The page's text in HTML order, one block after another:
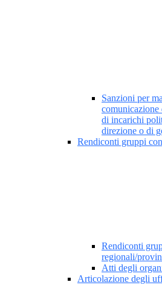
Sanzioni per
comunicazione
di incarichi
direzione o di
Rendiconti gruppi
Rendiconti
regionali/
Atti degli
Articolazione degli